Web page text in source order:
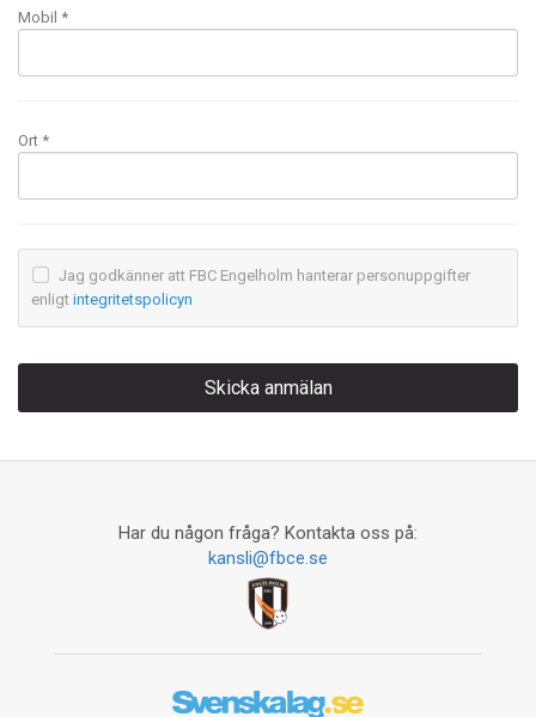
Mobil *
Ort *
Jag godkänner att FBC Engelholm hanterar personuppgifter
enligt integritetspolicyn
Har du någon fråga? Kontakta oss på:
kansli@fbce.se